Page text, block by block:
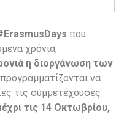
που
χρόνια,
η διοργάνωση των
να
τις συμμετέχουσες
τις 14 Οκτωβρίου,